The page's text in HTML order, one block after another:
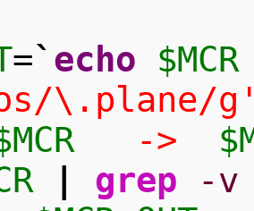
=` echo $MCR
\.plane/
->
grep
-v